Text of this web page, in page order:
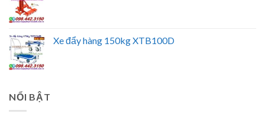
Xe đẩy hàng 150kg XTB100D
NỔI BẬT